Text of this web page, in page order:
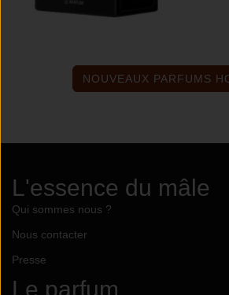
NOUVEAUX PARFUMS
L'essence du mâle
Qui sommes nous ?
Nous contacter
Presse
Le parfum